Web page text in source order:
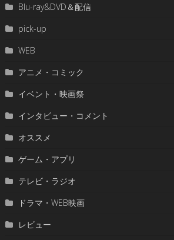
Blu-ray&DVD＆配信
pick-up
WEB
アニメ・コミック
イベント・映画祭
インタビュー・コメント
オススメ
ゲーム・アプリ
テレビ・ラジオ
ドラマ・WEB映画
レビュー